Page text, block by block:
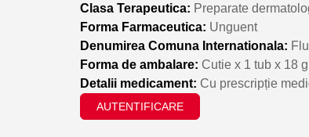
Clasa Terapeutica: Preparate
Forma Farmaceutica: Unguent
Denumirea Comuna Internationala:
Forma de ambalare: Cutie x 1 tub x 18 g
Detalii medicament: Cu prescripție
AUTENTIFICARE